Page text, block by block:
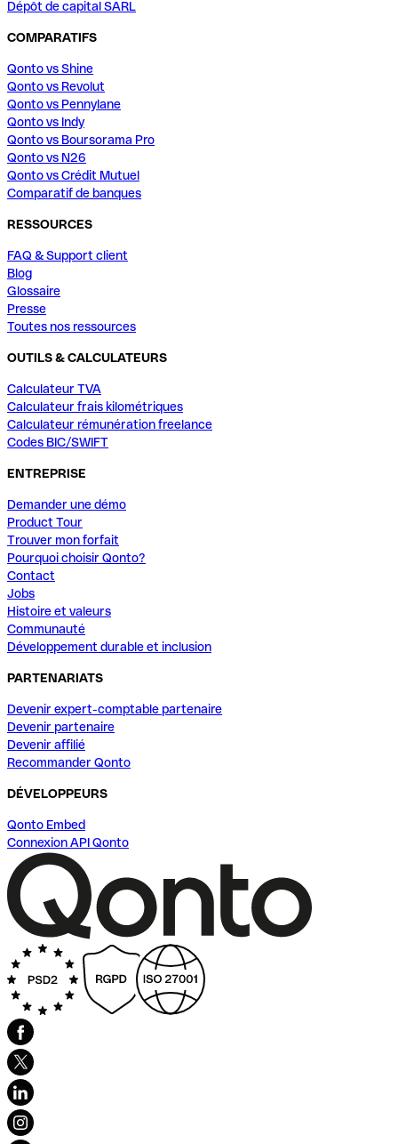
Dépôt de capital SARL
COMPARATIFS
Qonto vs Shine
Qonto vs Revolut
Qonto vs Pennylane
Qonto vs Indy
Qonto vs Boursorama Pro
Qonto vs N26
Qonto vs Crédit Mutuel
Comparatif de banques
RESSOURCES
FAQ & Support client
Blog
Glossaire
Presse
Toutes nos ressources
OUTILS & CALCULATEURS
Calculateur TVA
Calculateur frais kilométriques
Calculateur rémunération freelance
Codes BIC/SWIFT
ENTREPRISE
Demander une démo
Product Tour
Trouver mon forfait
Pourquoi choisir Qonto?
Contact
Jobs
Histoire et valeurs
Communauté
Développement durable et inclusion
PARTENARIATS
Devenir expert-comptable partenaire
Devenir partenaire
Devenir affilié
Recommander Qonto
DÉVELOPPEURS
Qonto Embed
Connexion API Qonto